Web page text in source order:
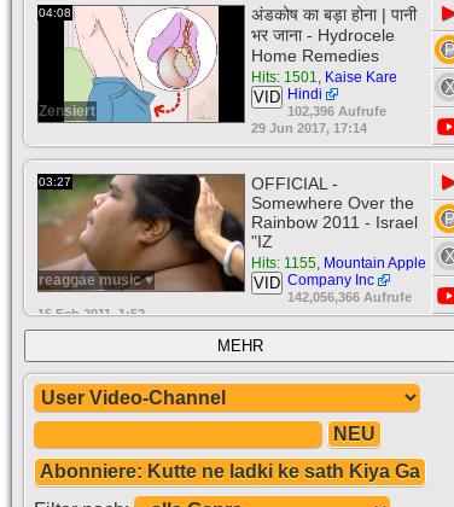
04:08
Zensiert
अंडकोष का बड़ा होना | पानी
भर जाना - Hydrocele
Home Remedies
Hits: 1501, Kaise Kare
Hindi
VID
102,396 Aufrufe
29 Jun 2017, 17:14
03:27
reaggae music ♥
OFFICIAL -
Somewhere Over the
Rainbow 2011 - Israel
"IZ
Hits: 1155, Mountain Apple
Company Inc
VID
142,056,366 Aufrufe
15 Feb 2011, 1:52
MEHR
NEU
Abonniere: Kutte ne ladki ke sath Kiya Ga